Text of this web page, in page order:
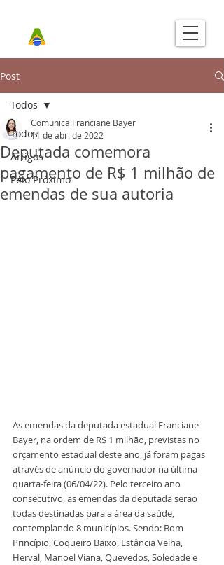
Post
Todos
Artigos
Pelo Próximo
Todos
Deputada comemora
pagamento de R$ 1 milhão de
emendas de sua autoria
Comunica Franciane Bayer
11 de abr. de 2022
As emendas da deputada estadual Franciane
Bayer, na ordem de R$ 1 milhão, previstas no
orçamento estadual deste ano, já foram pagas
através de anúncio do governador na última
quarta-feira (06/04/22). Pelo terceiro ano
consecutivo, as emendas da deputada serão
todas destinadas para a área da saúde,
contemplando 8 municípios. Sendo: Bom
Princípio, Coqueiro Baixo, Estância Velha,
Herval, Manoel Viana, Quevedos, Soledade e